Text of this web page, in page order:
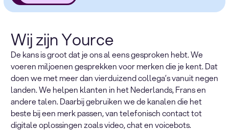
Wij zijn Yource
De kans is groot dat je ons al eens gesproken hebt. We
voeren miljoenen gesprekken voor merken die je kent. Dat
doen we met meer dan vierduizend collega’s vanuit negen
landen. We helpen klanten in het Nederlands, Frans en
andere talen. Daarbij gebruiken we de kanalen die het
beste bij een merk passen, van telefonisch contact tot
digitale oplossingen zoals video, chat en voicebots.